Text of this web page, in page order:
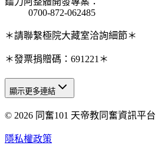
0700-872-062485
＊請聯繫極院大藏室洽詢細節＊
＊發票捐贈碼：691221＊
天人研究總院
天人研究學院
顯示更多連結
© 2026 同奮101 天帝教同奮資訊平台
隱私權政策